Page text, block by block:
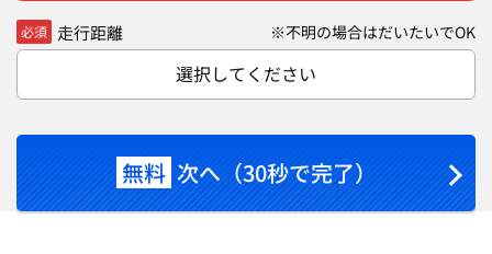
必須 走行距離 ※不明の場合はだいたいでOK
選択してください
無料 次へ（30秒で完了）